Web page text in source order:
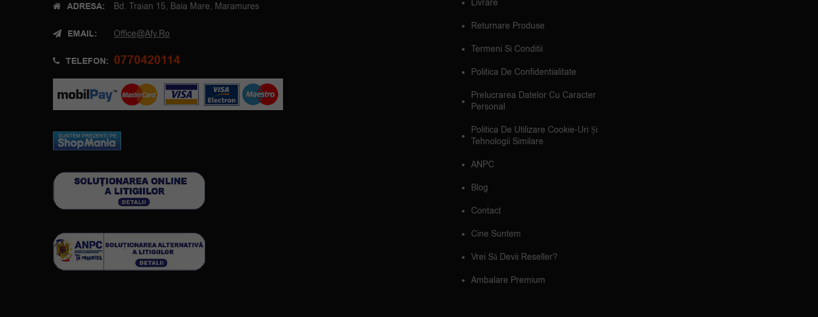
ADRESA: Bd. Traian 15, Baia Mare, Maramures
EMAIL: Office@afy.ro
TELEFON: 0770420114
Livrare
Returnare Produse
Termeni Si Conditii
Politica De Confidentialitate
Prelucrarea Datelor Cu Caracter
Personal
Politica De Utilizare Cookie-Uri Și
Tehnologii Similare
ANPC
Blog
Contact
Cine Suntem
Vrei Să Devii Reseller?
Ambalare Premium